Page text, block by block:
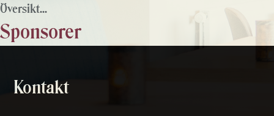
Översikt...
Sponsorer
Kontakt